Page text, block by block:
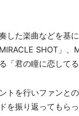
した楽曲などを基
SHOT」
「君の瞳に恋してる
トを行いファンと
を振り返ってもらっ